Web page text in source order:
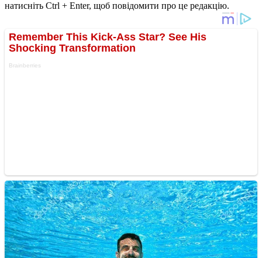
натисніть Ctrl + Enter, щоб повідомити про це редакцію.